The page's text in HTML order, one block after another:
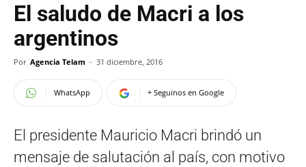
El saludo de Macri a los
argentinos
Por Agencia Telam - 31 diciembre, 2016
WhatsApp + Seguinos en Google
El presidente Mauricio Macri brindó un
mensaje de salutación al país, con motivo